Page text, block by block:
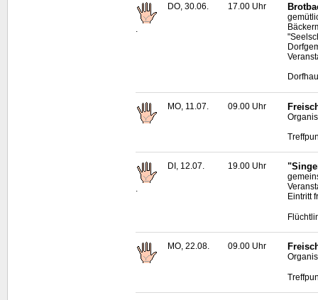
DO, 30.06. 17.00 Uhr
MO, 11.07. 09.00 Uhr
.
DI, 12.07. 19.00 Uhr
Eintritt
MO, 22.08. 09.00 Uhr